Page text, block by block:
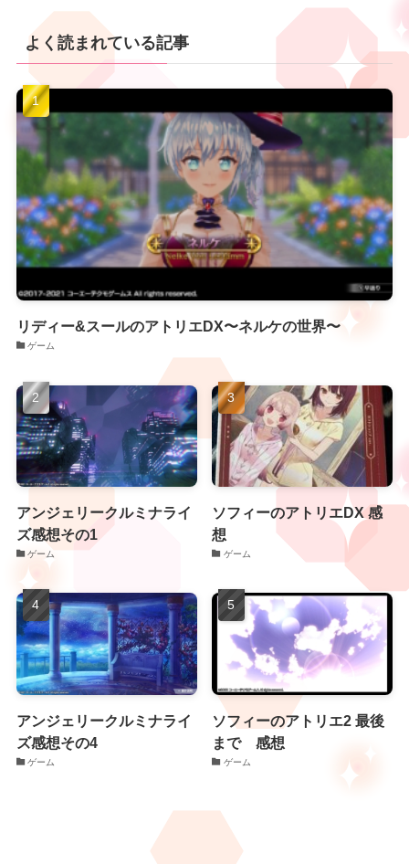
よく読まれている記事
リディー&スールのアトリエDX〜ネルケの世界〜
ゲーム
アンジェリークルミナライ
ズ感想その1
ゲーム
ソフィーのアトリエDX 感
想
ゲーム
アンジェリークルミナライ
ズ感想その4
ゲーム
ソフィーのアトリエ2 最後
まで 感想
ゲーム